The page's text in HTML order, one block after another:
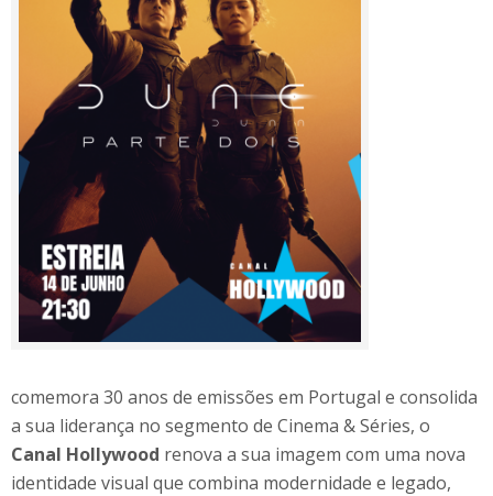
comemora 30 anos de emissões em Portugal e consolida
a sua liderança no segmento de Cinema & Séries, o
Canal Hollywood renova a sua imagem com uma nova
identidade visual que combina modernidade e legado,